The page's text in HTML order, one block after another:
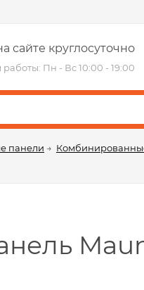
сайте круглосуточно
Пн - Вс 10:00 - 19:00
панели →